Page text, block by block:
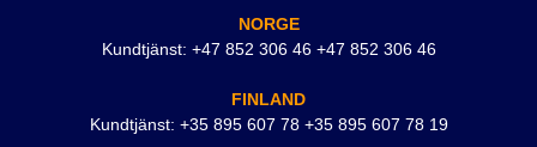
NORGE
Kundtjänst: +47 852 306 46 +47 852 306 46
FINLAND
Kundtjänst: +35 895 607 78 +35 895 607 78 19